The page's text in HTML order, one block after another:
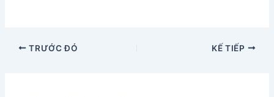
TRƯỚC ĐÓ KẾ TIẾP